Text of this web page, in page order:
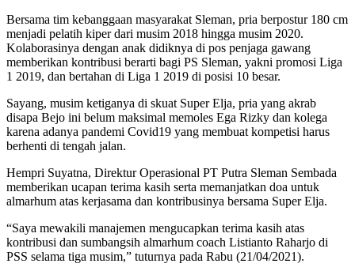
Bersama tim kebanggaan masyarakat Sleman, pria berpostur 180 cm
menjadi pelatih kiper dari musim 2018 hingga musim 2020.
Kolaborasinya dengan anak didiknya di pos penjaga gawang
memberikan kontribusi berarti bagi PS Sleman, yakni promosi Liga
1 2019, dan bertahan di Liga 1 2019 di posisi 10 besar.
Sayang, musim ketiganya di skuat Super Elja, pria yang akrab
disapa Bejo ini belum maksimal memoles Ega Rizky dan kolega
karena adanya pandemi Covid19 yang membuat kompetisi harus
berhenti di tengah jalan.
Hempri Suyatna, Direktur Operasional PT Putra Sleman Sembada
memberikan ucapan terima kasih serta memanjatkan doa untuk
almarhum atas kerjasama dan kontribusinya bersama Super Elja.
“Saya mewakili manajemen mengucapkan terima kasih atas
kontribusi dan sumbangsih almarhum coach Listianto Raharjo di
PSS selama tiga musim,” tuturnya pada Rabu (21/04/2021).